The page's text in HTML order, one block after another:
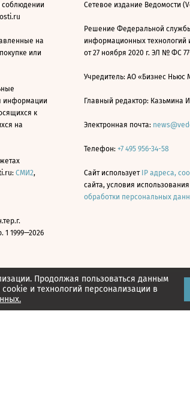
Продолжая пользоваться данным
и технологий персонализации в
соблюдении
на
или
информации
к
на
СМИ2,
1999—2026
Сетевое издание Ведомости
Решение Федеральной
информационных технологий
от 27 ноября 2020 г. ЭЛ № ФС
Учредитель: АО «Бизнес Ньюс
Главный редактор: Казьмина
Электронная почта:
Телефон: +7 495 956-34-58
Сайт использует IP адреса,
сайта, условия
обработки персональных